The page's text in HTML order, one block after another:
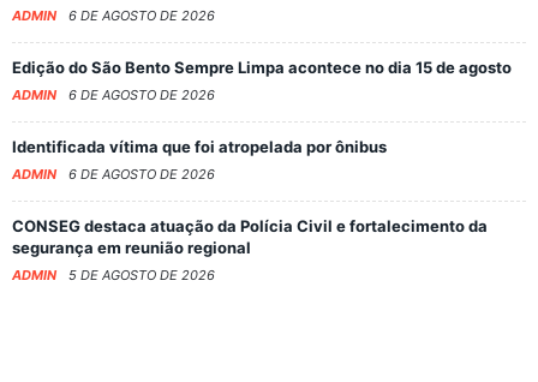
ADMIN 6 DE AGOSTO DE 2026
Edição do São Bento Sempre Limpa acontece no dia 15 de agosto
ADMIN 6 DE AGOSTO DE 2026
Identificada vítima que foi atropelada por ônibus
ADMIN 6 DE AGOSTO DE 2026
CONSEG destaca atuação da Polícia Civil e fortalecimento da
segurança em reunião regional
ADMIN 5 DE AGOSTO DE 2026